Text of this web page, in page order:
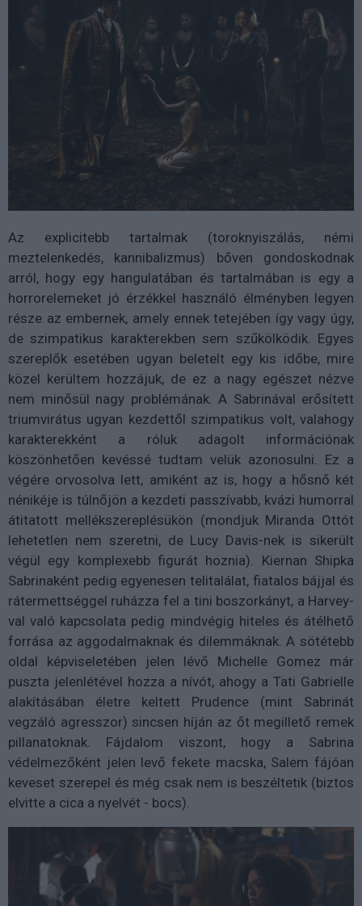
Az explicitebb tartalmak (toroknyiszálás, némi
meztelenkedés, kannibalizmus) bőven gondoskodnak
arról, hogy egy hangulatában és tartalmában is egy a
horrorelemeket jó érzékkel használó élményben legyen
része az embernek, amely ennek tetejében így vagy úgy,
de szimpatikus karakterekben sem szűkölködik. Egyes
szereplők esetében ugyan beletelt egy kis időbe, mire
közel kerültem hozzájuk, de ez a nagy egészet nézve
nem minősül nagy problémának. A Sabrinával erősített
triumvirátus ugyan kezdettől szimpatikus volt, valahogy
karakterekként a róluk adagolt információnak
köszönhetően kevéssé tudtam velük azonosulni. Ez a
végére orvosolva lett, amiként az is, hogy a hősnő két
nénikéje is túlnőjön a kezdeti passzívabb, kvázi humorral
átitatott mellékszereplésükön (mondjuk Miranda Ottót
lehetetlen nem szeretni, de Lucy Davis-nek is sikerült
végül egy komplexebb figurát hoznia). Kiernan Shipka
Sabrinaként pedig egyenesen telitalálat, fiatalos bájjal és
rátermettséggel ruházza fel a tini boszorkányt, a Harvey-
val való kapcsolata pedig mindvégig hiteles és átélhető
forrása az aggodalmaknak és dilemmáknak. A sötétebb
oldal képviseletében jelen lévő Michelle Gomez már
puszta jelenlétével hozza a nívót, ahogy a Tati Gabrielle
alakításában életre keltett Prudence (mint Sabrinát
vegzáló agresszor) sincsen híján az őt megillető remek
pillanatoknak. Fájdalom viszont, hogy a Sabrina
védelmezőként jelen levő fekete macska, Salem fájóan
keveset szerepel és még csak nem is beszéltetik (biztos
elvitte a cica a nyelvét - bocs).